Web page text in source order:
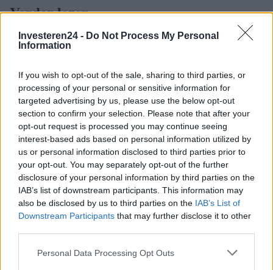
Investeren24 - Do Not Process My Personal
Information
If you wish to opt-out of the sale, sharing to third parties, or
processing of your personal or sensitive information for
targeted advertising by us, please use the below opt-out
section to confirm your selection. Please note that after your
opt-out request is processed you may continue seeing
interest-based ads based on personal information utilized by
us or personal information disclosed to third parties prior to
your opt-out. You may separately opt-out of the further
disclosure of your personal information by third parties on the
IAB’s list of downstream participants. This information may
also be disclosed by us to third parties on the IAB’s List of
Downstream Participants that may further disclose it to other
Please note that this website/app uses one or more Google
Personal Data Processing Opt Outs
Verder lezen
NEWS
Brentolie daalt naar 88.9 dollar: een week van dalende